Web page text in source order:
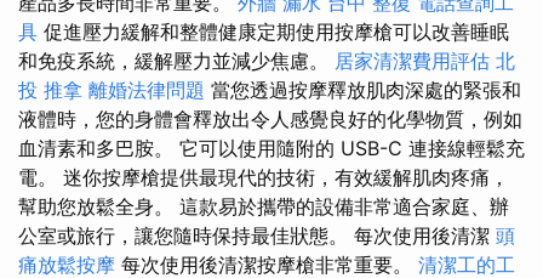
具 促進壓力緩解和整體健康定期使用按摩槍可以改善睡眠
和免疫系統，緩解壓力並減少焦慮。 居家清潔費用評估 北
投 推拿 離婚法律問題 當您透過按摩釋放肌肉深處的緊張和
液體時，您的身體會釋放出令人感覺良好的化學物質，例如
血清素和多巴胺。 它可以使用隨附的 USB-C 連接線輕鬆充
電。 迷你按摩槍提供最現代的技術，有效緩解肌肉疼痛，
幫助您放鬆全身。 這款易於攜帶的設備非常適合家庭、辦
公室或旅行，讓您隨時保持最佳狀態。 每次使用後清潔 頭
痛放鬆按摩 每次使用後清潔按摩槍非常重要。 清潔工的工